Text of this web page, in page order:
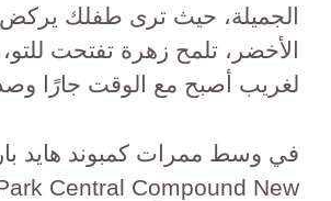
الجميلة، حيث ترى طفلك يركض
الأخضر، تلمح زهرة تفتحت
لغريب أصبح مع الوقت جارًا
في وسط ممرات كمبوند هايد
Central Compound New